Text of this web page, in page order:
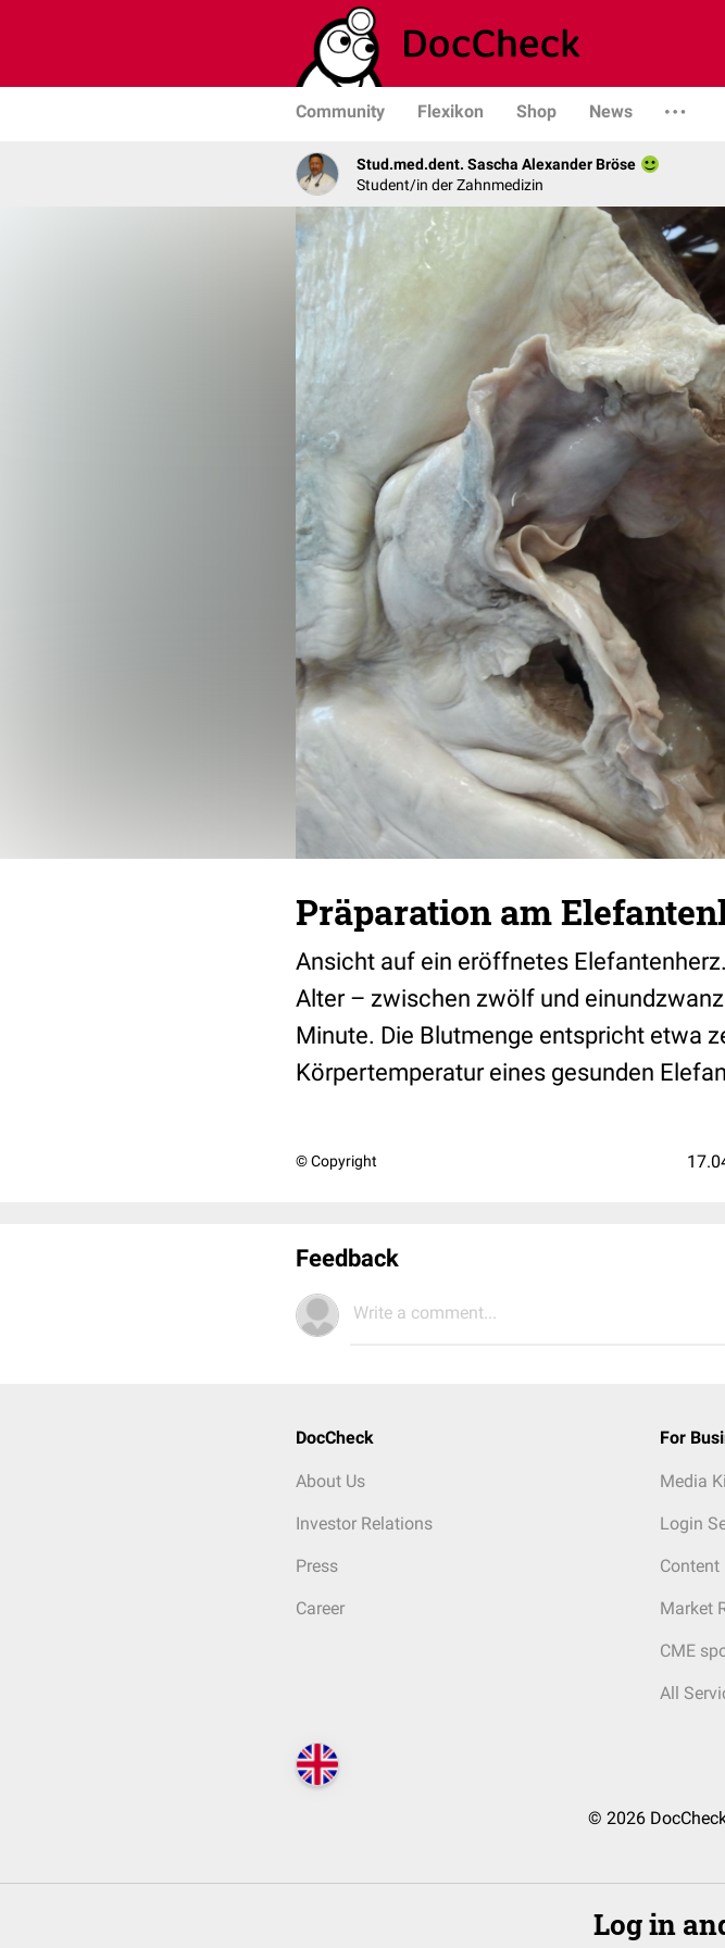
Community Flexikon Shop News
Stud.med.dent. Sascha Alexander Bröse
Student/in der Zahnmedizin
Präparation am
Ansicht auf ein eröffnetes
Alter – zwischen zwölf und
Minute. Die Blutmenge entspricht etwa
Körpertemperatur eines gesunden
© Copyright
Feedback
Write a comment...
DocCheck
About Us
Investor Relations
Press
Career
For
Media
Login
Market
CME
All
© 2026
Log in